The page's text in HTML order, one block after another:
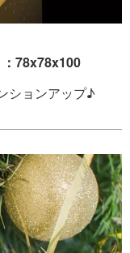
78x78x100
ションアップ♪